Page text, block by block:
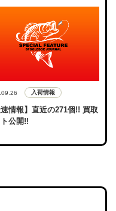
入荷情報
速情報】直近の271個!! 買取
ト公開!!